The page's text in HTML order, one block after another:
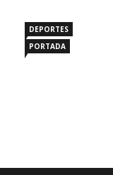
DEPORTES
PORTADA